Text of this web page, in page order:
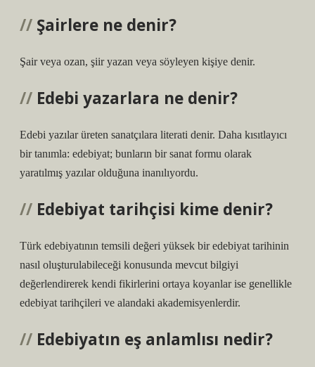
Şairlere ne denir?
Şair veya ozan, şiir yazan veya söyleyen kişiye denir.
Edebi yazarlara ne denir?
Edebi yazılar üreten sanatçılara literati denir. Daha kısıtlayıcı
bir tanımla: edebiyat; bunların bir sanat formu olarak
yaratılmış yazılar olduğuna inanılıyordu.
Edebiyat tarihçisi kime denir?
Türk edebiyatının temsili değeri yüksek bir edebiyat tarihinin
nasıl oluşturulabileceği konusunda mevcut bilgiyi
değerlendirerek kendi fikirlerini ortaya koyanlar ise genellikle
edebiyat tarihçileri ve alandaki akademisyenlerdir.
Edebiyatın eş anlamlısı nedir?